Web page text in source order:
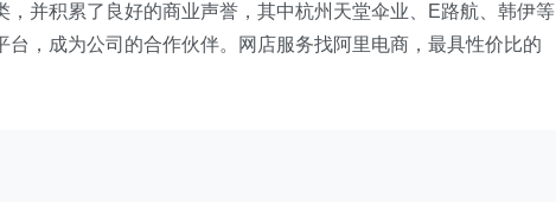
并积累了良好的商业声誉，其中杭州天堂伞业、E路航、韩伊等
，成为公司的合作伙伴。网店服务找阿里电商，最具性价比的